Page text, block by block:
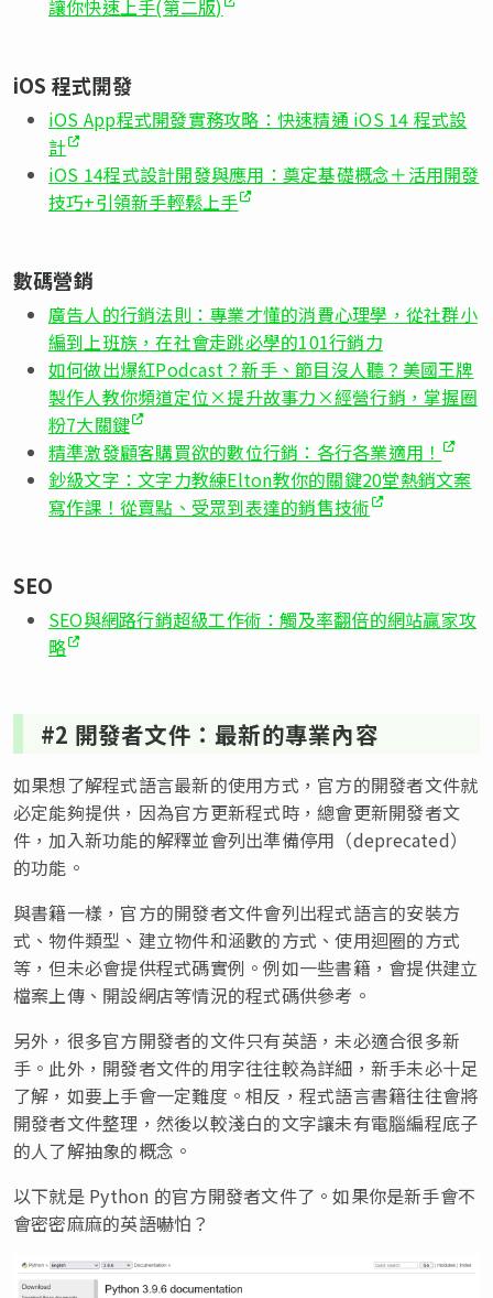
讓你快速上手(第二版)
iOS 程式開發
iOS App程式開發實務攻略：快速精通 iOS 14 程式設
計
iOS 14程式設計開發與應用：奠定基礎概念＋活用開發
技巧+引領新手輕鬆上手
數碼營銷
廣告人的行銷法則：專業才懂的消費心理學，從社群小
編到上班族，在社會走跳必學的101行銷力
如何做出爆紅Podcast？新手、節目沒人聽？美國王牌
製作人教你頻道定位×提升故事力×經營行銷，掌握圈
粉7大關鍵
精準激發顧客購買欲的數位行銷：各行各業適用！
鈔級文字：文字力教練Elton教你的關鍵20堂熱銷文案
寫作課！從賣點、受眾到表達的銷售技術
SEO
SEO與網路行銷超級工作術：觸及率翻倍的網站贏家攻
略
#2 開發者文件：最新的專業內容
如果想了解程式語言最新的使用方式，官方的開發者文件就
必定能夠提供，因為官方更新程式時，總會更新開發者文
件，加入新功能的解釋並會列出準備停用（deprecated）
的功能。
與書籍一樣，官方的開發者文件會列出程式語言的安裝方
式、物件類型、建立物件和涵數的方式、使用迴圈的方式
等，但未必會提供程式碼實例。例如一些書籍，會提供建立
檔案上傳、開設網店等情況的程式碼供參考。
另外，很多官方開發者的文件只有英語，未必適合很多新
手。此外，開發者文件的用字往往較為詳細，新手未必十足
了解，如要上手會一定難度。相反，程式語言書籍往往會將
開發者文件整理，然後以較淺白的文字讓未有電腦編程底子
的人了解抽象的概念。
以下就是 Python 的官方開發者文件了。如果你是新手會不
會密密麻麻的英語嚇怕？